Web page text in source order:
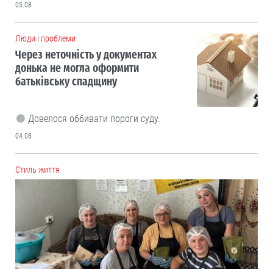
05.08
Люди і проблеми
Через неточність у документах
донька не могла оформити
батьківську спадщину
Довелося оббивати пороги суду.
04.08
Cтиль життя